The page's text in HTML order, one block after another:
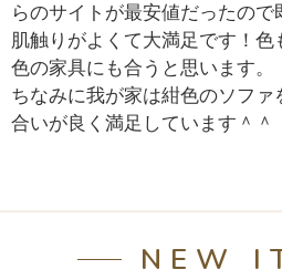
らのサイトが最安値だったので
肌触りがよくて大満足です！
色の家具にも合うと思います。
ちなみに我が家は紺色のソフ
合いが良く満足しています＾＾
NEW